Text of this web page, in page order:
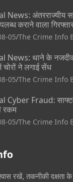
News: अंतरराज्यीय
कराने वाला
05 The Crime Info
News: थाने के नजदीक
चोरों ने लगाई सेंध
05 The Crime Info
Cyber Fraud:
रकम
05 The Crime Info
रखें, तकनीकी